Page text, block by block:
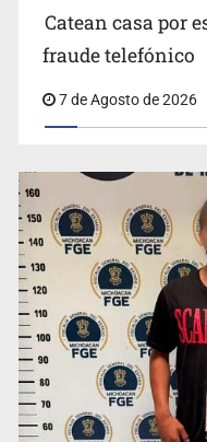
Resalta Fujimori
México
Catean casa por
fraude telefónico
7 de Agosto de 2026